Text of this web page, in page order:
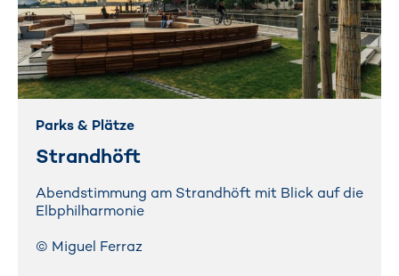
Parks & Plätze
Strandhöft
Abendstimmung am Strandhöft mit Blick auf die
Elbphilharmonie
© Miguel Ferraz